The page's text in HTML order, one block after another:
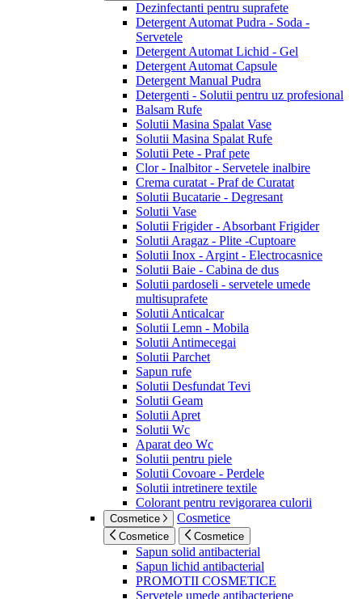
Dezinfectanti pentru suprafete
Detergent Automat Pudra - Soda -
Servetele
Detergent Automat Lichid - Gel
Detergent Automat Capsule
Detergent Manual Pudra
Detergenti - Solutii pentru uz profesional
Balsam Rufe
Solutii Masina Spalat Vase
Solutii Masina Spalat Rufe
Solutii Pete - Praf pete
Clor - Inalbitor - Servetele inalbire
Crema curatat - Praf de Curatat
Solutii Bucatarie - Degresant
Solutii Vase
Solutii Frigider - Absorbant Frigider
Solutii Aragaz - Plite -Cuptoare
Solutii Inox - Argint - Electrocasnice
Solutii Baie - Cabina de dus
Solutii pardoseli - servetele umede
multisuprafete
Solutii Anticalcar
Solutii Lemn - Mobila
Solutii Antimecegai
Solutii Parchet
Sapun rufe
Solutii Desfundat Tevi
Solutii Geam
Solutii Apret
Solutii Wc
Aparat deo Wc
Solutii pentru piele
Solutii Covoare - Perdele
Solutii intretinere textile
Colorant pentru revigorarea culorii
Cosmetice Cosmetice
Cosmetice Cosmetice
Sapun solid antibacterial
Sapun lichid antibacterial
PROMOTII COSMETICE
Servetele umede antibacteriene